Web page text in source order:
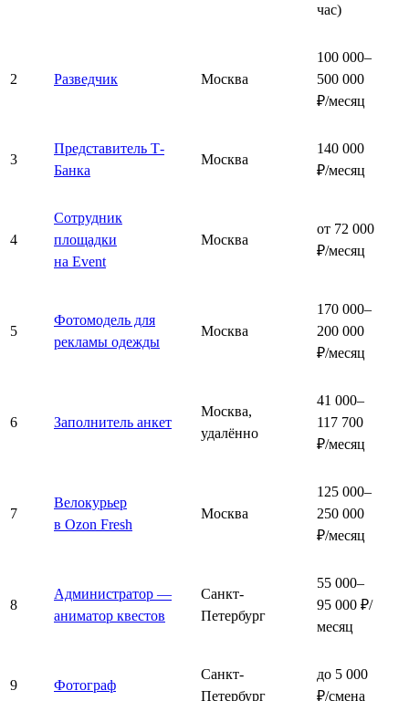
час)
2 Разведчик Москва
100 000–
500 000
₽/месяц
3
Представитель Т-
Банка
Москва
140 000
₽/месяц
4
Сотрудник
площадки
на Event
Москва
от 72 000
₽/месяц
5
Фотомодель для
рекламы одежды
Москва
170 000–
200 000
₽/месяц
6 Заполнитель анкет
Москва,
удалённо
41 000–
117 700
₽/месяц
7
Велокурьер
в Ozon Fresh
Москва
125 000–
250 000
₽/месяц
8
Администратор —
аниматор квестов
Санкт-
Петербург
55 000–
95 000 ₽/
месяц
9 Фотограф
Санкт-
Петербург
до 5 000
₽/смена